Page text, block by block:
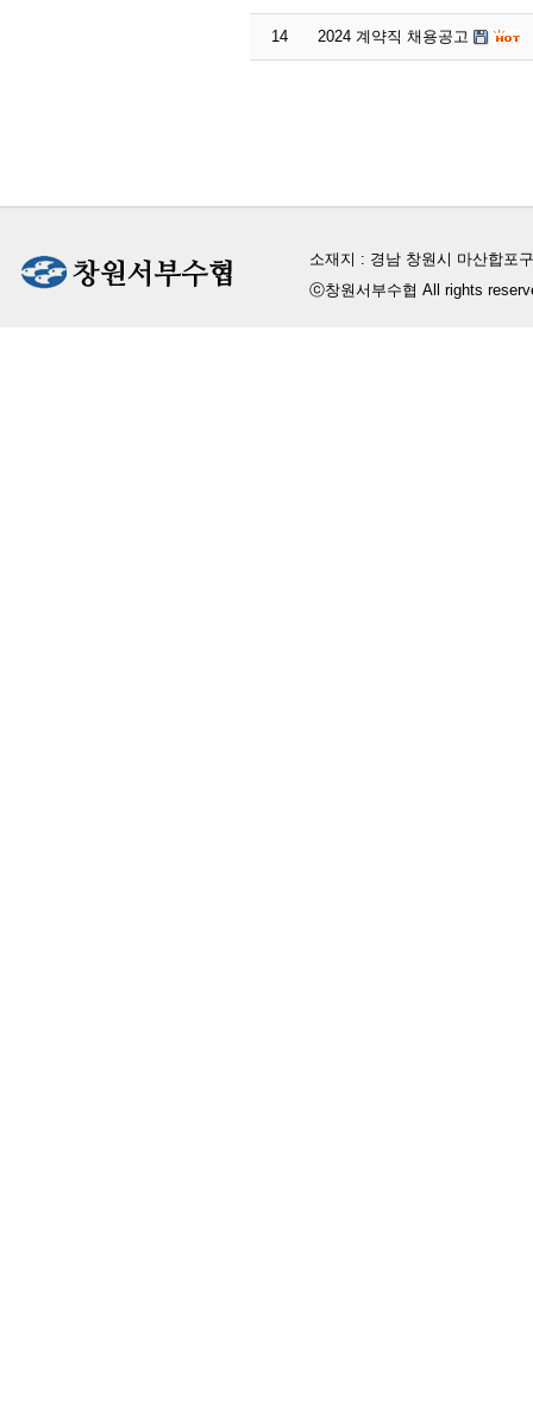
14 2024 계약직 채용공고
소재지 : 경남 창원시 마산합포
ⓒ창원서부수협 All rights